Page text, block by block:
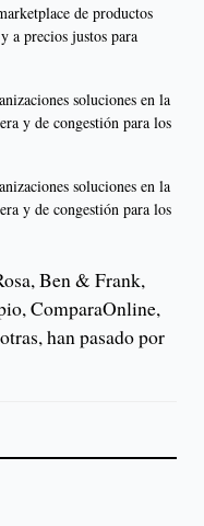
de productos
a precios justos para
soluciones en la
y de congestión para los
soluciones en la
y de congestión para los
Ben & Frank,
ComparaOnline,
han pasado por